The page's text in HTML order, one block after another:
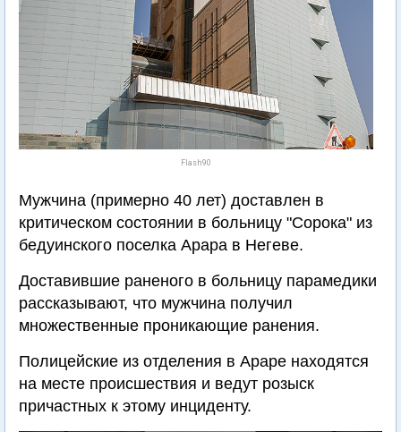
Flash90
Мужчина (примерно 40 лет) доставлен в
критическом состоянии в больницу "Сорока" из
бедуинского поселка Арара в Негеве.
Доставившие раненого в больницу парамедики
рассказывают, что мужчина получил
множественные проникающие ранения.
Полицейские из отделения в Араре находятся
на месте происшествия и ведут розыск
причастных к этому инциденту.